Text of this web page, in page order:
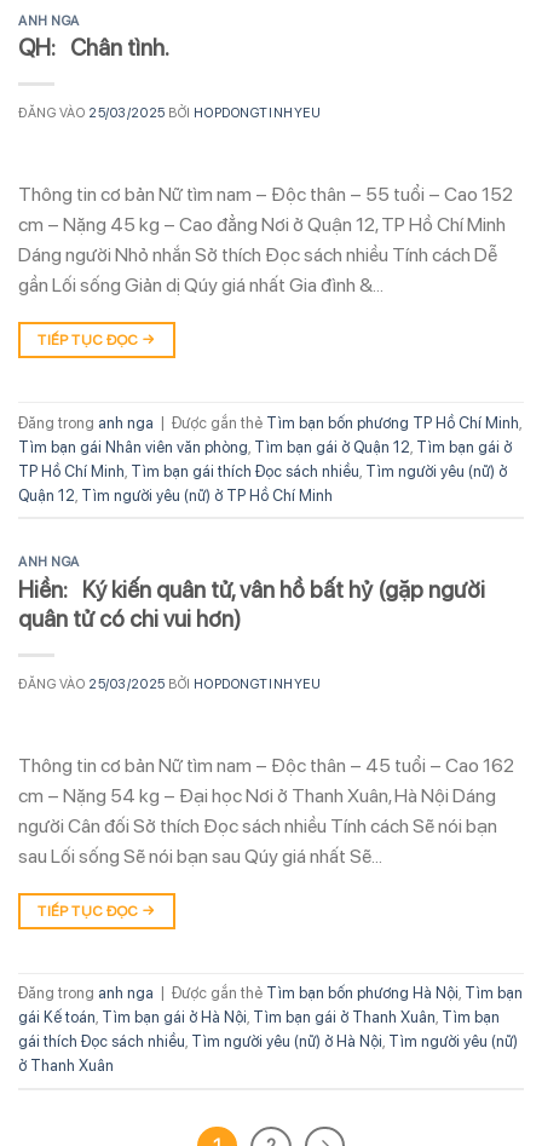
ANH NGA
QH: Chân tình.
ĐĂNG VÀO 25/03/2025 BỞI HOPDONGTINHYEU
Thông tin cơ bản Nữ tìm nam – Độc thân – 55 tuổi – Cao 152
cm – Nặng 45 kg – Cao đẳng Nơi ở Quận 12, TP Hồ Chí Minh
Dáng người Nhỏ nhắn Sở thích Đọc sách nhiều Tính cách Dễ
gần Lối sống Giản dị Qúy giá nhất Gia đình &…
TIẾP TỤC ĐỌC →
Đăng trong anh nga | Được gắn thẻ Tìm bạn bốn phương TP Hồ Chí Minh
Tìm bạn gái Nhân viên văn phòng Tìm bạn gái ở Quận 12 Tìm bạn gái ở
TP Hồ Chí Minh Tìm bạn gái thích Đọc sách nhiều Tìm người yêu (nữ) ở
Quận 12 Tìm người yêu (nữ) ở TP Hồ Chí Minh
ANH NGA
Hiền: Ký kiến quân tử, vân hồ bất hỷ (gặp người
quân tử có chi vui hơn)
ĐĂNG VÀO 25/03/2025 BỞI HOPDONGTINHYEU
Thông tin cơ bản Nữ tìm nam – Độc thân – 45 tuổi – Cao 162
cm – Nặng 54 kg – Đại học Nơi ở Thanh Xuân, Hà Nội Dáng
người Cân đối Sở thích Đọc sách nhiều Tính cách Sẽ nói bạn
sau Lối sống Sẽ nói bạn sau Qúy giá nhất Sẽ…
TIẾP TỤC ĐỌC →
Đăng trong anh nga Được gắn thẻ Tìm bạn bốn phương Hà Nội, Tìm bạn
gái Kế toán, Tìm bạn gái ở Hà Nội, Tìm bạn gái ở Thanh Xuân, Tìm bạn
gái thích Đọc sách nhiều, Tìm người yêu (nữ) ở Hà Nội, Tìm người yêu (nữ)
ở Thanh Xuân